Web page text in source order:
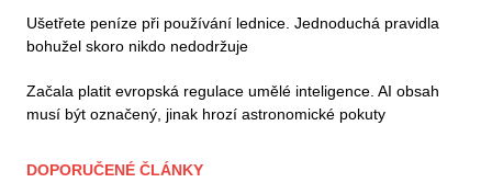
Ušetřete peníze při používání lednice. Jednoduchá pravidla
bohužel skoro nikdo nedodržuje
Začala platit evropská regulace umělé inteligence. AI obsah
musí být označený, jinak hrozí astronomické pokuty
DOPORUČENÉ ČLÁNKY